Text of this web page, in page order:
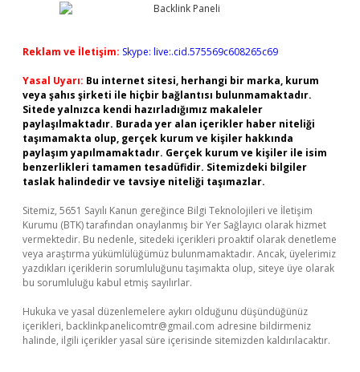
Reklam ve İletişim: Skype: live:.cid.575569c608265c69
Yasal Uyarı: Bu internet sitesi, herhangi bir marka, kurum
veya şahıs şirketi ile hiçbir bağlantısı bulunmamaktadır.
Sitede yalnızca kendi hazırladığımız makaleler
paylaşılmaktadır. Burada yer alan içerikler haber niteliği
taşımamakta olup, gerçek kurum ve kişiler hakkında
paylaşım yapılmamaktadır. Gerçek kurum ve kişiler ile isim
benzerlikleri tamamen tesadüfidir. Sitemizdeki bilgiler
taslak halindedir ve tavsiye niteliği taşımazlar.
Sitemiz, 5651 Sayılı Kanun gereğince Bilgi Teknolojileri ve İletişim
Kurumu (BTK) tarafından onaylanmış bir Yer Sağlayıcı olarak hizmet
vermektedir. Bu nedenle, sitedeki içerikleri proaktif olarak denetleme
veya araştırma yükümlülüğümüz bulunmamaktadır. Ancak, üyelerimiz
yazdıkları içeriklerin sorumluluğunu taşımakta olup, siteye üye olarak
bu sorumluluğu kabul etmiş sayılırlar.
Hukuka ve yasal düzenlemelere aykırı olduğunu düşündüğünüz
içerikleri, backlinkpanelicomtr@gmail.com adresine bildirmeniz
halinde, ilgili içerikler yasal süre içerisinde sitemizden kaldırılacaktır.